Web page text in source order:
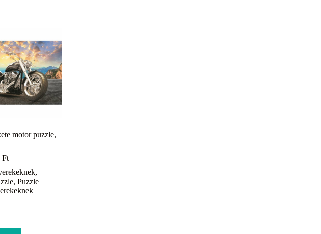
motor puzzle,
Ft
,
,Puzzle